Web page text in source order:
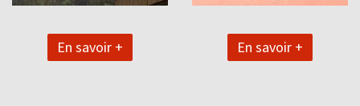
En savoir + En savoir +